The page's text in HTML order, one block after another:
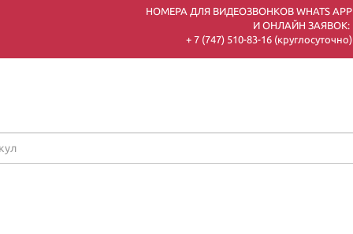
НОМЕРА ДЛЯ ВИДЕОЗВОНКОВ WHATS APP
И ОНЛАЙН ЗАЯВОК:
+ 7 (747) 510-83-16 (круглосуточно)